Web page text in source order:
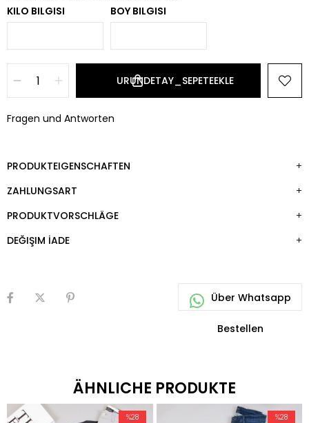
KILO BILGISI BOY BILGISI
Fragen und Antworten
PRODUKTEIGENSCHAFTEN
ZAHLUNGSART
PRODUKTVORSCHLÄGE
DEĞIŞIM İADE
ÄHNLICHE PRODUKTE
%28 %28